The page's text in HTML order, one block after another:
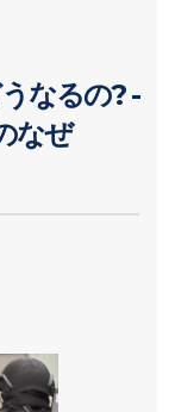
なるの? -
なぜ